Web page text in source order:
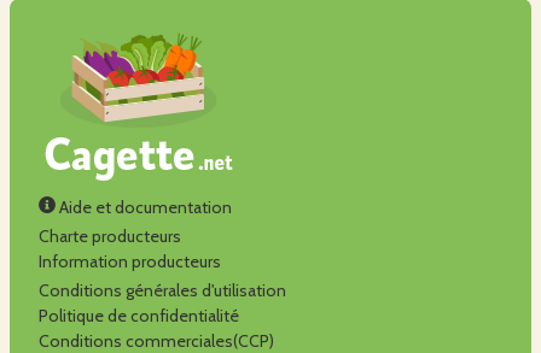
Aide et documentation
Charte producteurs
Information producteurs
Conditions générales d'utilisation
Politique de confidentialité
Conditions commerciales(CCP)